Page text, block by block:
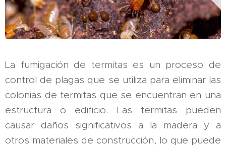
La fumigación de termitas es un proceso de
control de plagas que se utiliza para eliminar las
colonias de termitas que se encuentran en una
estructura o edificio. Las termitas pueden
causar daños significativos a la madera y a
otros materiales de construcción, lo que puede